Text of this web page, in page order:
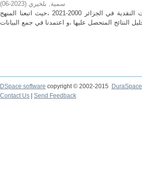
سمية, بلخيري (
2023-06
)
هدفت الدراسة للبحث عن فعالية السياسة النقدية في تصحيح الاختلالات النقدية في الجزائر 2000-2021 ،حيث اتبعنا المنهج
DSpace software copyright © 2002-2015
DuraSpace
Contact Us
Send Feedback